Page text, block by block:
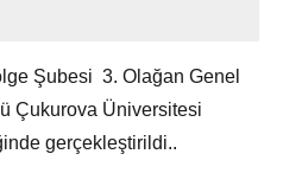
Şubesi 3. Olağan Genel
Çukurova Üniversitesi
gerçekleştirildi..